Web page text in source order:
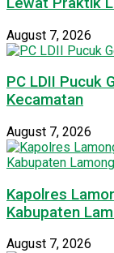
August 7, 2026
PC LDII Pucuk
Kecamatan
August 7, 2026
Kapolres
Kabupaten
August 7, 2026